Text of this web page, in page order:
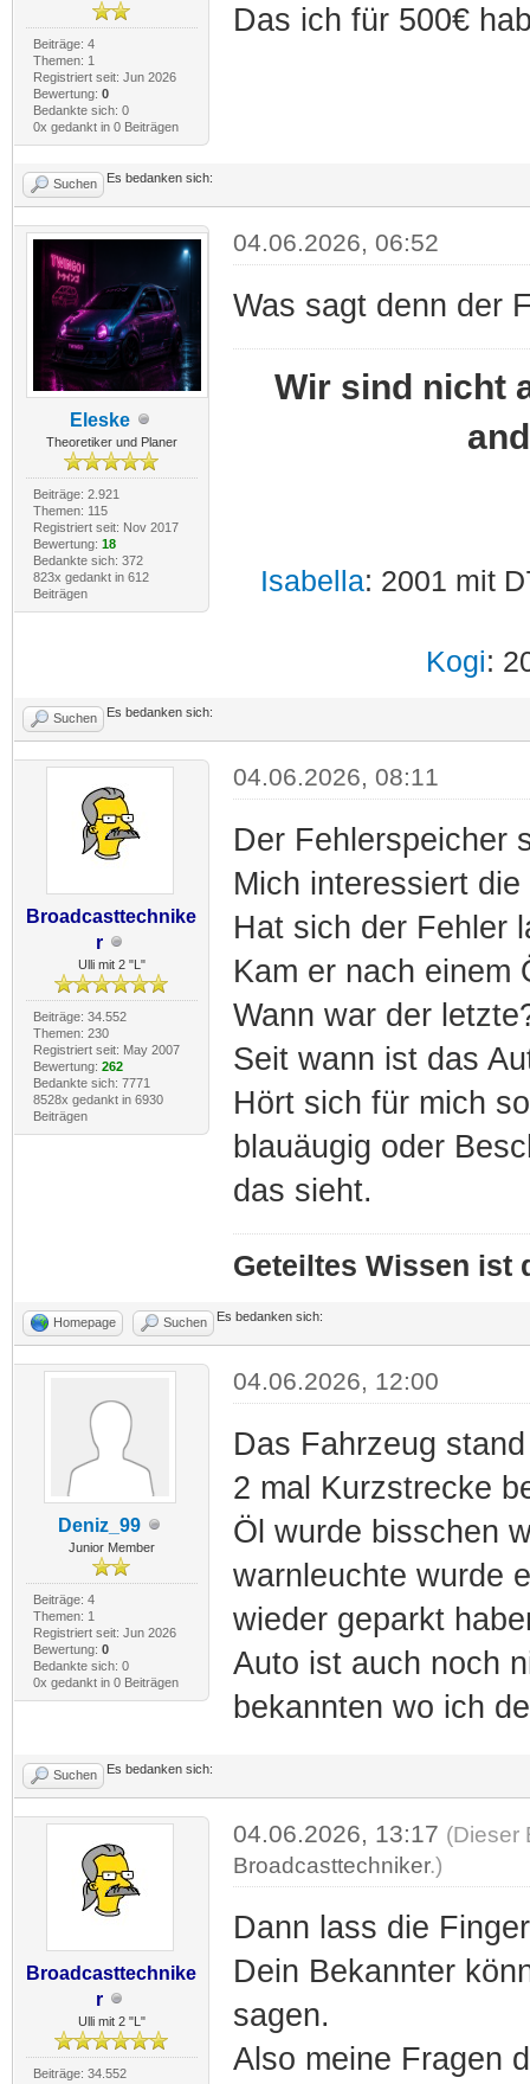
Beiträge: 4
Themen: 1
Registriert seit: Jun 2026
Bewertung: 0
Bedankte sich: 0
0x gedankt in 0 Beiträgen
Das ich für 500€
Suchen Es bedanken sich:
Eleske
Theoretiker und Planer
Beiträge: 2.921
Themen: 115
Registriert seit: Nov 2017
Bewertung: 18
Bedankte sich: 372
823x gedankt in 612
Beiträgen
04.06.2026, 06:52
Was sagt denn der
Wir sind nicht
Isabella: 2001 mit
Kogi:
Suchen Es bedanken sich:
Broadcasttechnike
r
Ulli mit 2 "L"
Beiträge: 34.552
Themen: 230
Registriert seit: May 2007
Bewertung: 262
Bedankte sich: 7771
8528x gedankt in 6930
Beiträgen
04.06.2026, 08:11
Der Fehlerspeicher
Mich interessiert
Hat sich der Fehler
Kam er nach einem
Wann war der
Seit wann ist das
Hört sich für mich
blauäugig oder
das sieht.
Geteiltes Wissen ist
Homepage Suchen Es bedanken sich:
Deniz_99
Junior Member
Beiträge: 4
Themen: 1
Registriert seit: Jun 2026
Bewertung: 0
Bedankte sich: 0
0x gedankt in 0 Beiträgen
04.06.2026, 12:00
Das Fahrzeug
2 mal Kurzstrecke
Öl wurde bisschen
warnleuchte wurde
wieder geparkt
Auto ist auch noch
bekannten wo ich
Suchen Es bedanken sich:
Broadcasttechnike
r
Ulli mit 2 "L"
Beiträge: 34.552
04.06.2026, 13:17 (Dieser
Broadcasttechniker.)
Dann lass die
Dein Bekannter
sagen.
Also meine Fragen